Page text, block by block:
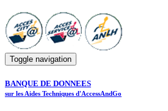
Toggle navigation
BANQUE DE DONNEES
sur les Aides Techniques d'AccessAndGo